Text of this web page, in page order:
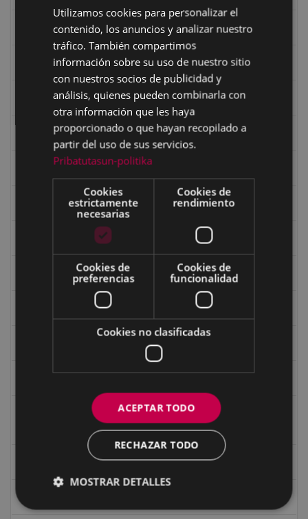
Ciclismo "A rueda"
Dibujos de Julen Zabaleta
Eibar desde el aire
Eibartarren ahotan
Ermitas
Fondo Bolumburu
Fondo Carlos Narbaiza
Ignacio Zuloaga, cuadros del autor en las tiendas de
Indalecio Ojanguren Diputación de Gipuzkoa
BASQUE
SPANISH
Utilizamos cookies para personalizar el
contenido, los anuncios y analizar nuestro
tráfico. También compartimos
información sobre su uso de nuestro sitio
con nuestros socios de publicidad y
análisis, quienes pueden combinarla con
otra información que les haya
proporcionado o que hayan recopilado a
partir del uso de sus servicios.
Pribatutasun-politika
Cookies
estrictamente
necesarias
Cookies de
rendimiento
Cookies de
preferencias
Cookies de
funcionalidad
Cookies no clasificadas
ACEPTAR TODO
RECHAZAR TODO
MOSTRAR DETALLES